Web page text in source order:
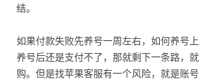
结。
如果付款失败先养号一周左右，如何养号
养号后还是支付不了，那就剩下一条路，
购。但是找苹果客服有一个风险，就是账